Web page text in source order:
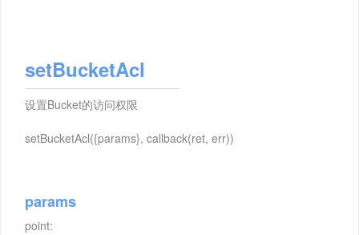
setBucketAcl
设置Bucket的访问权限
setBucketAcl({params}, callback(ret, err))
params
point: